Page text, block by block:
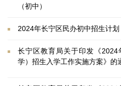
（初中）
2024年长宁区民办初中招生计划
长宁区教育局关于印发《
学）招生入学工作实施方案》的